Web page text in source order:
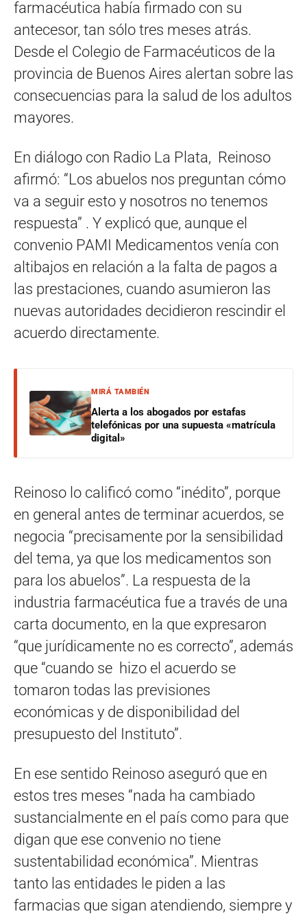
farmacéutica había firmado con su
antecesor, tan sólo tres meses atrás.
Desde el Colegio de Farmacéuticos de la
provincia de Buenos Aires alertan sobre las
consecuencias para la salud de los adultos
mayores.
En diálogo con Radio La Plata, Reinoso
afirmó: “Los abuelos nos preguntan cómo
va a seguir esto y nosotros no tenemos
respuesta” . Y explicó que, aunque el
convenio PAMI Medicamentos venía con
altibajos en relación a la falta de pagos a
las prestaciones, cuando asumieron las
nuevas autoridades decidieron rescindir el
acuerdo directamente.
MIRÁ TAMBIÉN
Alerta a los abogados por estafas
telefónicas por una supuesta «matrícula
digital»
Reinoso lo calificó como “inédito”, porque
en general antes de terminar acuerdos, se
negocia “precisamente por la sensibilidad
del tema, ya que los medicamentos son
para los abuelos”. La respuesta de la
industria farmacéutica fue a través de una
carta documento, en la que expresaron
“que jurídicamente no es correcto”, además
que “cuando se hizo el acuerdo se
tomaron todas las previsiones
económicas y de disponibilidad del
presupuesto del Instituto”.
En ese sentido Reinoso aseguró que en
estos tres meses “nada ha cambiado
sustancialmente en el país como para que
digan que ese convenio no tiene
sustentabilidad económica”. Mientras
tanto las entidades le piden a las
farmacias que sigan atendiendo, siempre y